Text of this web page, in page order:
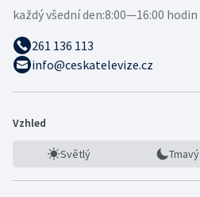
každý všední den:8:00—16:00 hodin
261 136 113
info@ceskatelevize.cz
Vzhled
Světlý Tmavý